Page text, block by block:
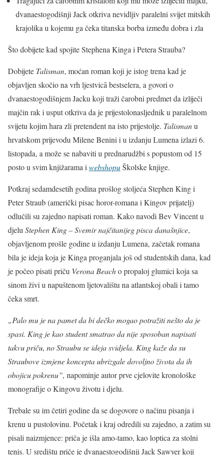
dvanaestogodišnji Jack otkriva nevidljiv paralelni svijet mitskih
krajolika u kojemu ga čeka titanska borba između dobra i zla
Što dobijete kad spojite Stephena Kinga i Petera Strauba?
Dobijete Talisman, moćan roman koji je istog trena kad je
objavljen skočio na vrh ljestvicā bestselera, a govori o
dvanaestogodišnjem Jacku koji traži čarobni predmet da izliječi
majčin rak i usput otkriva da je prijestolonasljednik u paralelnom
svijetu kojim hara zli pretendent na isto prijestolje. Talismanu
hrvatskom prijevodu Milene Benini i u izdanju Lumena izlazi 6.
listopada, a može se nabaviti u prednarudžbi s popustom od 15
posto u svim knjižarama iwebshopuŠkolske knjige.
Potkraj sedamdesetih godina prošlog stoljeća Stephen King i
Peter Straub (američki pisac horor-romana i Kingov prijatelj)
odlučili su zajedno napisati roman. Kako navodi Bev Vincent u
djeluStephen King – Svemir najčitanijeg pisca današnjice,
objavljenom prošle godine u izdanju Lumena, začetak romana
bila je ideja koja je Kinga proganjala još od studentskih dana, kad
je počeo pisati priču Verona Beacho propaloj glumici koja sa
sinom živi u napuštenom ljetovalištu na atlantskoj obali i tamo
čeka smrt.
„Palo mu je na pamet da bi dečko mogao potražiti nešto da je
spasi. King je kao student smatrao da nije sposoban napisati
takvu priču, no Straubu se ideja svidjela. King kaže da su
Straubove izmjene koncepta ubrizgale dovoljno života da ih
obojicu pokrenu”, napominje autor prve cjelovite kronološke
monografije o Kingovu životu i djelu.
Trebale su im četiri godine da se dogovore o načinu pisanja i
krenu u pustolovinu. Početak i kraj odredili su zajedno, a zatim su
pisali naizmjence: priča je išla amo-tamo, kao loptica za stolni
tenis. U središtu priče je dvanaestogodišnji Jack Sawyer koji